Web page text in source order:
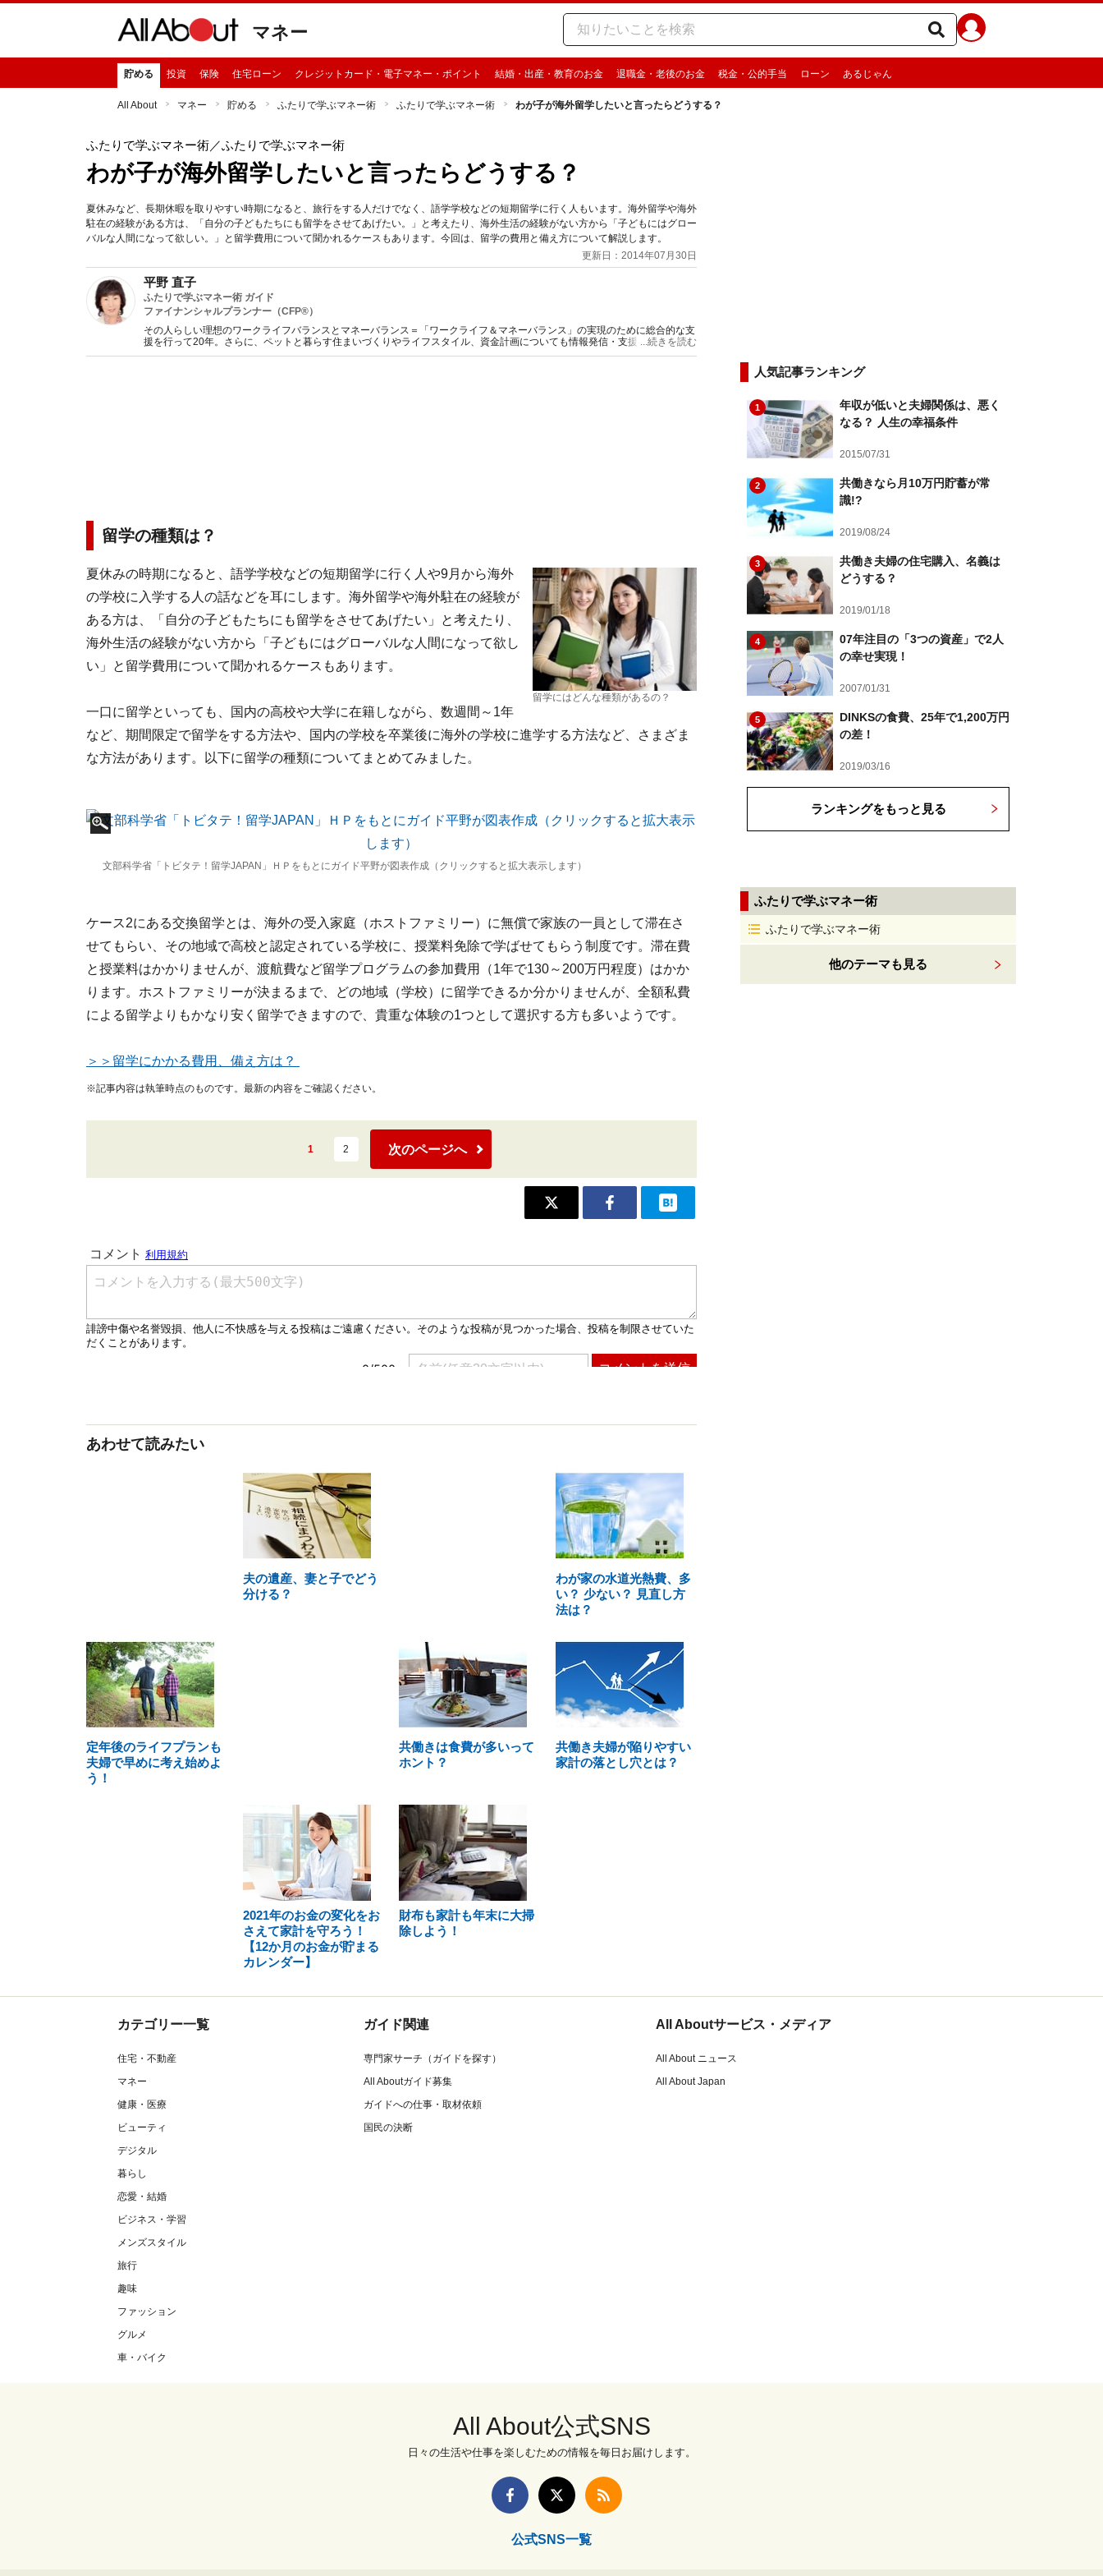
マネー
貯める 投資 保険 住宅ローン クレジットカード・電子マネー・ポイント 結婚・出産・教育のお金 退職金・老後のお金 税金・公的手当 ローン あるじゃん
All About マネー 貯める ふたりで学ぶマネー術 ふたりで学ぶマネー術 わが子が海外留学したいと言ったらどうする？
ふたりで学ぶマネー術／ふたりで学ぶマネー術
わが子が海外留学したいと言ったらどうする？
夏休みなど、長期休暇を取りやすい時期になると、旅行をする人だけでなく、語学学校などの短期留学に行く人もいます。海外留学や海外
駐在の経験がある方は、「自分の子どもたちにも留学をさせてあげたい。」と考えたり、海外生活の経験がない方から「子どもにはグロー
バルな人間になって欲しい。」と留学費用について聞かれるケースもあります。今回は、留学の費用と備え方について解説します。
更新日：2014年07月30日
平野 直子
ふたりで学ぶマネー術 ガイド
ファイナンシャルプランナー（CFP®）
その人らしい理想のワークライフバランスとマネーバランス＝「ワークライフ＆マネーバランス」の実現のために総合的な支
援を行って20年。さらに、ペットと暮らす住まいづくりやライフスタイル、資金計画についても情報発信・支援を行っていま
す。
...続きを読む
留学の種類は？
留学にはどんな種類があるの？
夏休みの時期になると、語学学校などの短期留学に行く人や9月から海外
の学校に入学する人の話などを耳にします。海外留学や海外駐在の経験が
ある方は、「自分の子どもたちにも留学をさせてあげたい」と考えたり、
海外生活の経験がない方から「子どもにはグローバルな人間になって欲し
い」と留学費用について聞かれるケースもあります。
一口に留学といっても、国内の高校や大学に在籍しながら、数週間～1年
など、期間限定で留学をする方法や、国内の学校を卒業後に海外の学校に進学する方法など、さまざま
な方法があります。以下に留学の種類についてまとめてみました。
文部科学省「トビタテ！留学JAPAN」ＨＰをもとにガイド平野が図表作成（クリックすると拡大表示します）
ケース2にある交換留学とは、海外の受入家庭（ホストファミリー）に無償で家族の一員として滞在さ
せてもらい、その地域で高校と認定されている学校に、授業料免除で学ばせてもらう制度です。滞在費
と授業料はかかりませんが、渡航費など留学プログラムの参加費用（1年で130～200万円程度）はかか
ります。ホストファミリーが決まるまで、どの地域（学校）に留学できるか分かりませんが、全額私費
による留学よりもかなり安く留学できますので、貴重な体験の1つとして選択する方も多いようです。
＞＞留学にかかる費用、備え方は？
※記事内容は執筆時点のものです。最新の内容をご確認ください。
1 2 次のページへ
あわせて読みたい
夫の遺産、妻と子でどう
分ける？
わが家の水道光熱費、多
い？ 少ない？ 見直し方
法は？
定年後のライフプランも
夫婦で早めに考え始めよ
う！
共働きは食費が多いって
ホント？
共働き夫婦が陥りやすい
家計の落とし穴とは？
2021年のお金の変化をお
さえて家計を守ろう！
【12か月のお金が貯まる
カレンダー】
財布も家計も年末に大掃
除しよう！
人気記事ランキング
1
年収が低いと夫婦関係は、悪く
なる？ 人生の幸福条件
2015/07/31
2
共働きなら月10万円貯蓄が常
識!?
2019/08/24
3
共働き夫婦の住宅購入、名義は
どうする？
2019/01/18
4
07年注目の「3つの資産」で2人
の幸せ実現！
2007/01/31
5
DINKSの食費、25年で1,200万円
の差！
2019/03/16
ランキングをもっと見る
ふたりで学ぶマネー術
ふたりで学ぶマネー術
他のテーマも見る
カテゴリー一覧
住宅・不動産
マネー
健康・医療
ビューティ
デジタル
暮らし
恋愛・結婚
ビジネス・学習
メンズスタイル
旅行
趣味
ファッション
グルメ
車・バイク
ガイド関連
専門家サーチ（ガイドを探す）
All Aboutガイド募集
ガイドへの仕事・取材依頼
国民の決断
All Aboutサービス・メディア
All About ニュース
All About Japan
All About公式SNS
日々の生活や仕事を楽しむための情報を毎日お届けします。
公式SNS一覧